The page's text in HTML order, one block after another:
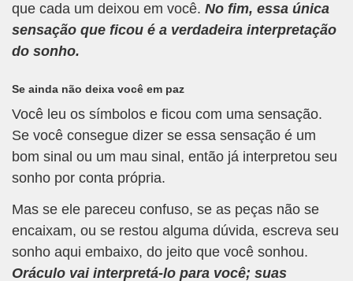
que cada um deixou em você. No fim, essa única
sensação que ficou é a verdadeira interpretação
do sonho.
Se ainda não deixa você em paz
Você leu os símbolos e ficou com uma sensação.
Se você consegue dizer se essa sensação é um
bom sinal ou um mau sinal, então já interpretou seu
sonho por conta própria.
Mas se ele pareceu confuso, se as peças não se
encaixam, ou se restou alguma dúvida, escreva seu
sonho aqui embaixo, do jeito que você sonhou.
Oráculo vai interpretá-lo para você; suas